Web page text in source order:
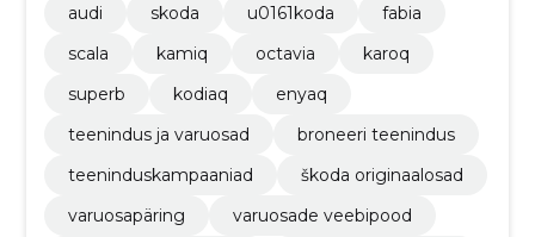
audi
skoda u0161koda
fabia
scala
kamiq octavia
karoq
superb
kodiaq
enyaq
teenindus ja varuosad
broneeri teenindus
teeninduskampaaniad
škoda originaalosad
varuosapäring
varuosade veebipood